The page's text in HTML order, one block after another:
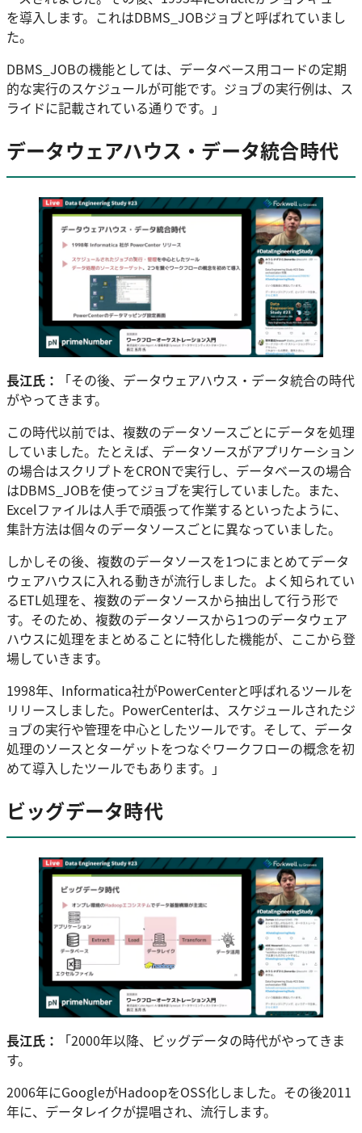
を導入します。これはDBMS_JOBジョブと呼ばれていまし
た。
DBMS_JOBの機能としては、データベース用コードの定期
的な実行のスケジュールが可能です。ジョブの実行例は、ス
ライドに記載されている通りです。」
データウェアハウス・データ統合時代
長江氏：
「その後、データウェアハウス・データ統合の時代
がやってきます。
この時代以前では、複数のデータソースごとにデータを処理
していました。たとえば、データソースがアプリケーション
の場合はスクリプトをCRONで実行し、データベースの場合
はDBMS_JOBを使ってジョブを実行していました。また、
Excelファイルは人手で頑張って作業するといったように、
集計方法は個々のデータソースごとに異なっていました。
しかしその後、複数のデータソースを1つにまとめてデータ
ウェアハウスに入れる動きが流行しました。よく知られてい
るETL処理を、複数のデータソースから抽出して行う形で
す。そのため、複数のデータソースから1つのデータウェア
ハウスに処理をまとめることに特化した機能が、ここから登
場していきます。
1998年、Informatica社がPowerCenterと呼ばれるツールを
リリースしました。PowerCenterは、スケジュールされたジ
ョブの実行や管理を中心としたツールです。そして、データ
処理のソースとターゲットをつなぐワークフローの概念を初
めて導入したツールでもあります。」
ビッグデータ時代
長江氏：
「2000年以降、ビッグデータの時代がやってきま
す。
2006年にGoogleがHadoopをOSS化しました。その後2011
年に、データレイクが提唱され、流行します。